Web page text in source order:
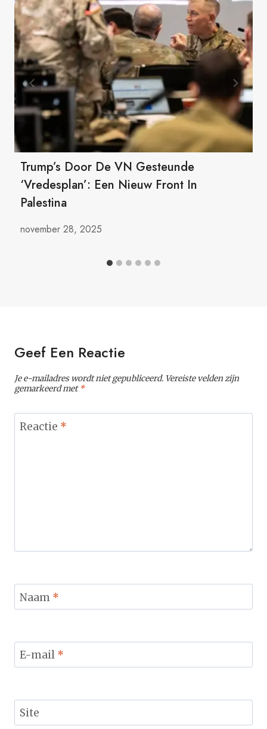
Trump’s Door De VN Gesteunde
‘vredesplan’: Een Nieuw Front In
Palestina
november 28, 2025
Geef Een Reactie
Je e-mailadres wordt niet gepubliceerd. Vereiste velden zijn
gemarkeerd met*
Reactie *
Naam *
E-mail *
Site